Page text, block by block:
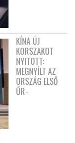
KÍNA ÚJ
KORSZAKOT
NYITOTT:
MEGNYÍLT AZ
ORSZÁG ELSŐ
ŰR-